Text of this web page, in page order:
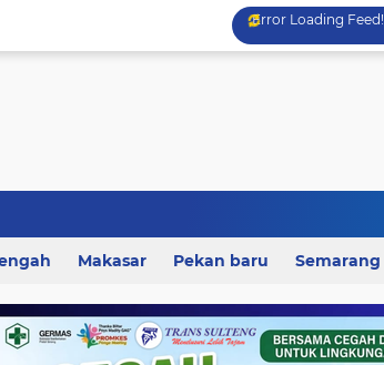
Error Loading Feed!
Makasar Pekan baru Semarang